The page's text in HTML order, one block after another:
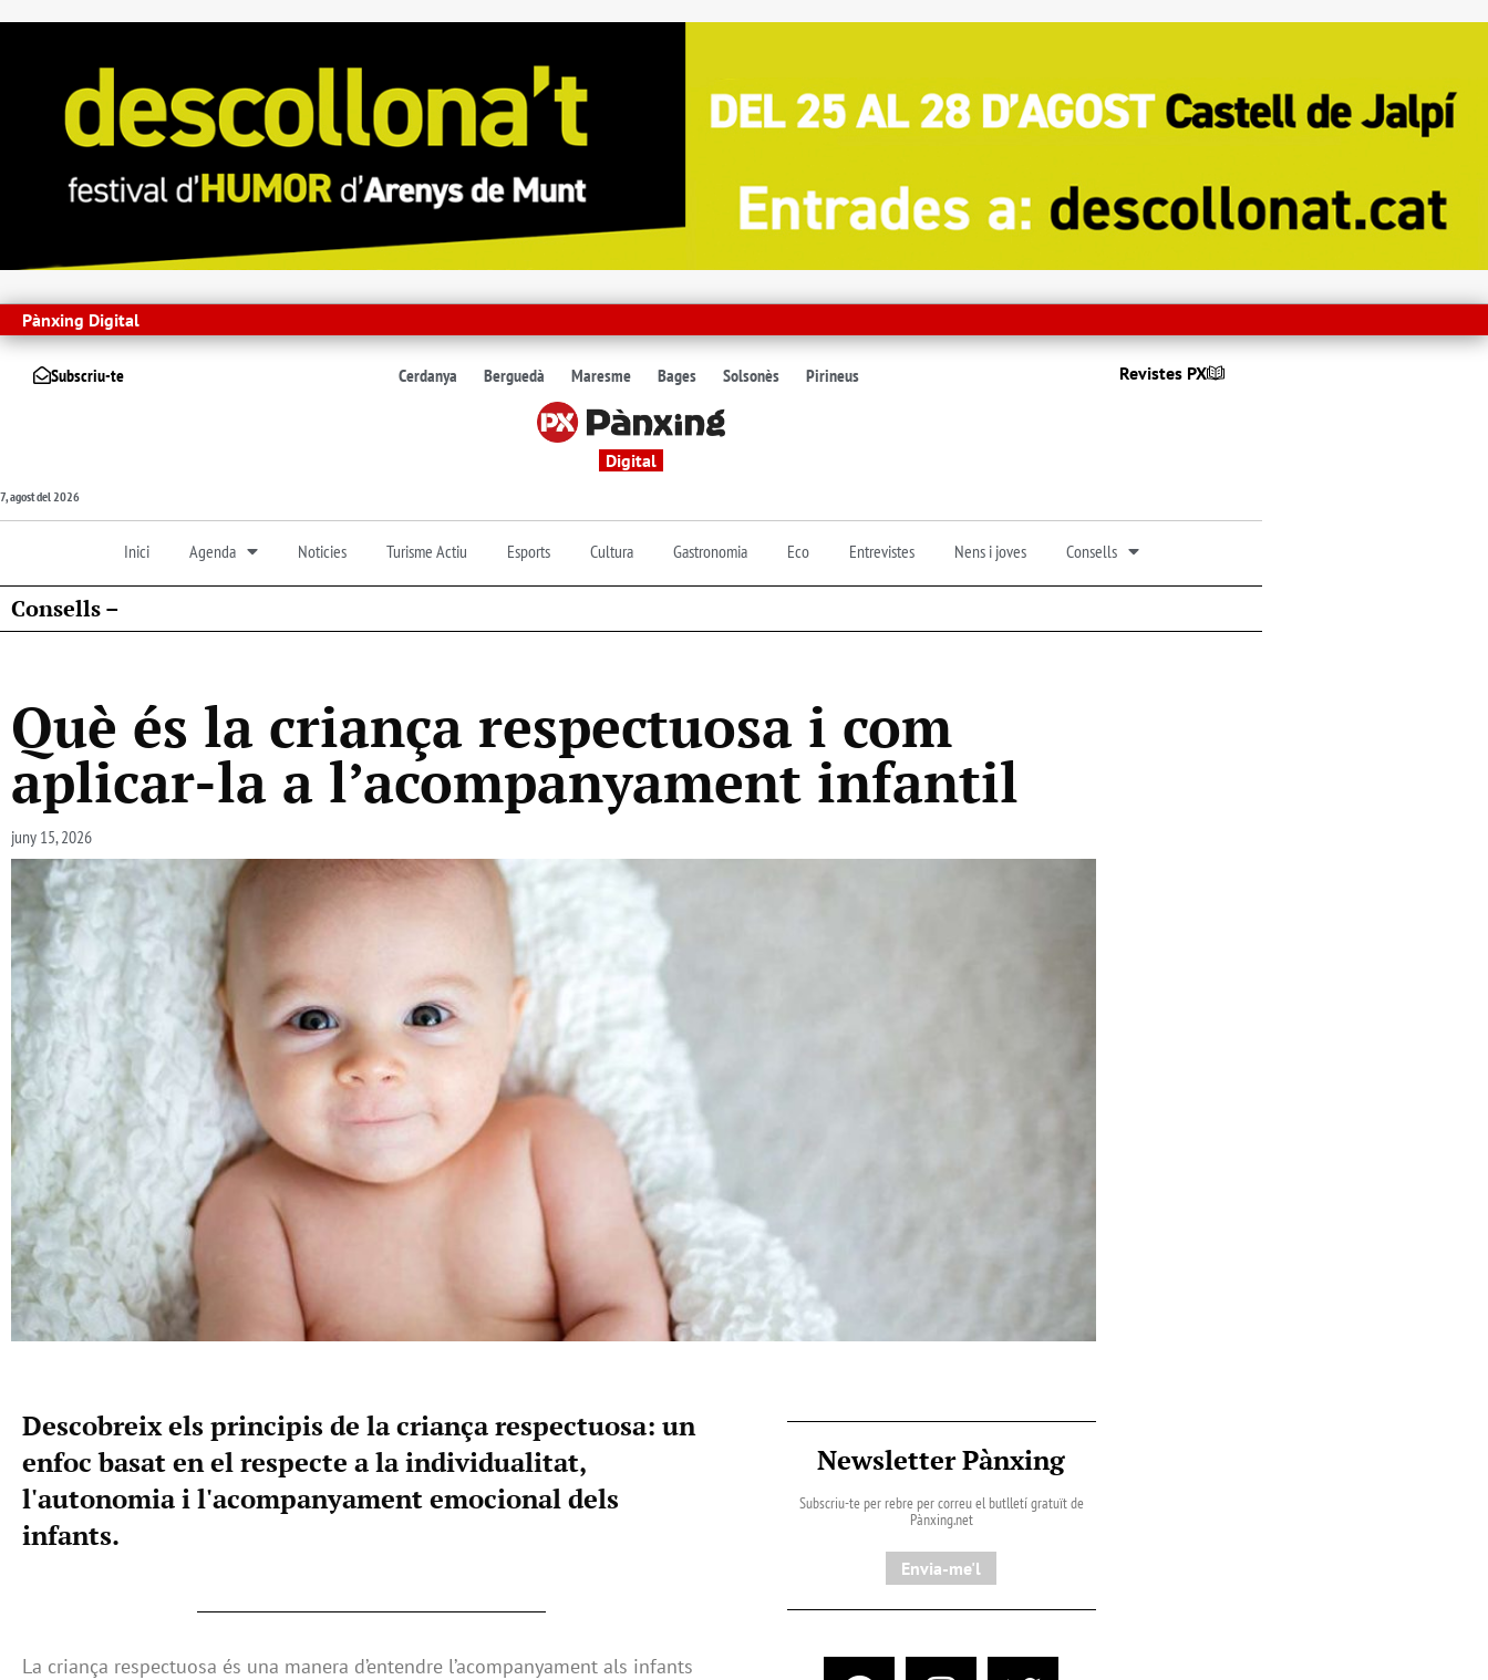
Pànxing Digital
Subscriu-te Cerdanya Berguedà Maresme Bages Solsonès Pirineus Revistes PX
Digital
7, agost del 2026
Inici Agenda Noticies Turisme Actiu Esports Cultura Gastronomia Eco Entrevistes Nens i joves Consells
Consells –
Què és la criança respectuosa i com
aplicar-la a l’acompanyament infantil
juny 15, 2026
Descobreix els principis de la criança respectuosa: un
enfoc basat en el respecte a la individualitat,
l'autonomia i l'acompanyament emocional dels
infants.
La criança respectuosa és una manera d’entendre l’acompanyament als infants
Newsletter Pànxing
Subscriu-te per rebre per correu el butlletí gratuït de
Pànxing.net​
Envia-me'l